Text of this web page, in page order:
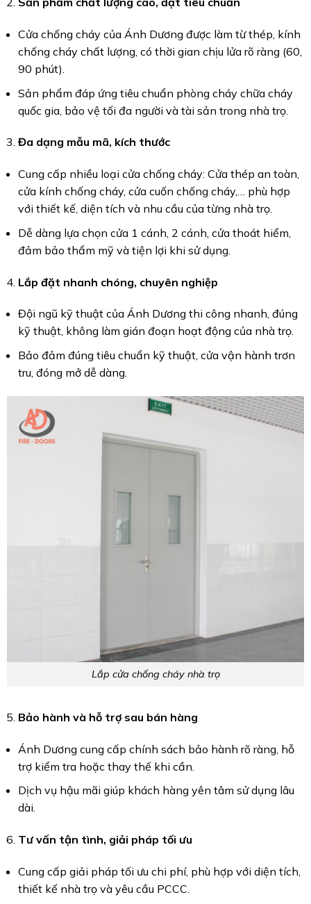
Cửa chống cháy của Ánh Dương được làm từ thép, kính
chống cháy chất lượng, có thời gian chịu lửa rõ ràng (60,
90 phút).
Sản phẩm đáp ứng tiêu chuẩn phòng cháy chữa cháy
quốc gia, bảo vệ tối đa người và tài sản trong nhà trọ.
Đa dạng mẫu mã, kích thước
Cung cấp nhiều loại cửa chống cháy: Cửa thép an toàn,
cửa kính chống cháy, cửa cuốn chống cháy,… phù hợp
với thiết kế, diện tích và nhu cầu của từng nhà trọ.
Dễ dàng lựa chọn cửa 1 cánh, 2 cánh, cửa thoát hiểm,
đảm bảo thẩm mỹ và tiện lợi khi sử dụng.
Lắp đặt nhanh chóng, chuyên nghiệp
Đội ngũ kỹ thuật của Ánh Dương thi công nhanh, đúng
kỹ thuật, không làm gián đoạn hoạt động của nhà trọ.
Bảo đảm đúng tiêu chuẩn kỹ thuật, cửa vận hành trơn
tru, đóng mở dễ dàng.
Lắp cửa chống cháy nhà trọ
Bảo hành và hỗ trợ sau bán hàng
Ánh Dương cung cấp chính sách bảo hành rõ ràng, hỗ
trợ kiểm tra hoặc thay thế khi cần.
Dịch vụ hậu mãi giúp khách hàng yên tâm sử dụng lâu
dài.
Tư vấn tận tình, giải pháp tối ưu
Cung cấp giải pháp tối ưu chi phí, phù hợp với diện tích,
thiết kế nhà trọ và yêu cầu PCCC.